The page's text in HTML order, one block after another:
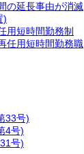
の延長事由が消滅
)
用短時間勤務制
任用短時間勤務職
33号)
4号)
号)